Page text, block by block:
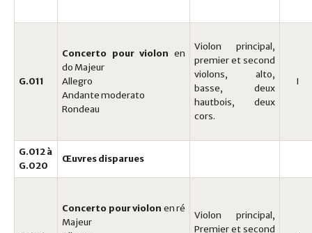
G.011
Concerto pour violon en
do Majeur
Allegro
Andante moderato
Rondeau
Violon principal,
premier et second
violons, alto,
basse, deux
hautbois, deux
cors.
I
G.012 à
G.020
Œuvres disparues
Concerto pour violon en ré
Majeur
Violon principal,
Premier et second